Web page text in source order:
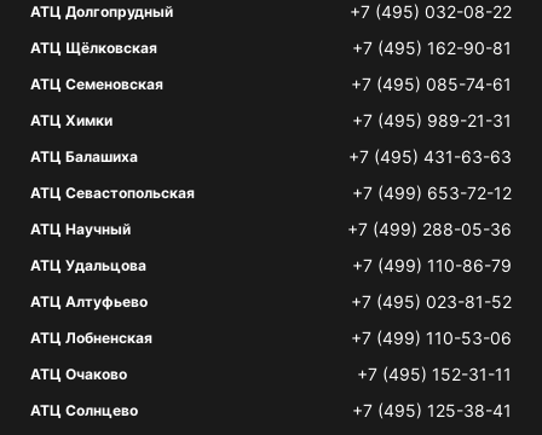
АТЦ Долгопрудный +7 (495) 032-08-22
АТЦ Щёлковская +7 (495) 162-90-81
АТЦ Семеновская +7 (495) 085-74-61
АТЦ Химки +7 (495) 989-21-31
АТЦ Балашиха +7 (495) 431-63-63
АТЦ Севастопольская +7 (499) 653-72-12
АТЦ Научный +7 (499) 288-05-36
АТЦ Удальцова +7 (499) 110-86-79
АТЦ Алтуфьево +7 (495) 023-81-52
АТЦ Лобненская +7 (499) 110-53-06
АТЦ Очаково +7 (495) 152-31-11
АТЦ Солнцево +7 (495) 125-38-41